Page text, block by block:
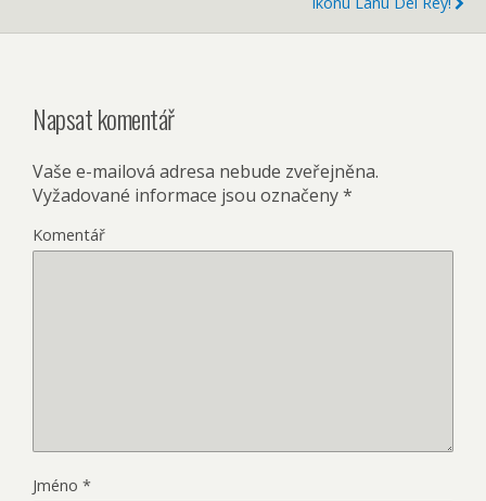
Napsat komentář
Vaše e-mailová adresa nebude zveřejněna.
Vyžadované informace jsou označeny*
Komentář
Jméno *